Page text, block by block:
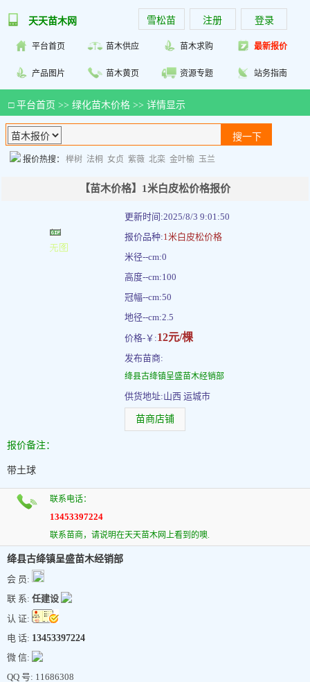
天天苗木网 雪松苗 注册 登录
平台首页 苗木供应 苗木求购 最新报价
产品图片 苗木黄页 资源专题 站务指南
□ 平台首页 >> 绿化苗木价格 >> 详情显示
报价热搜： 榉树 法桐 女贞 紫薇 北栾 金叶榆 玉兰
【苗木价格】1米白皮松价格报价
更新时间:2025/8/3 9:01:50
报价品种:1米白皮松价格
米径--cm:0
高度--cm:100
冠幅--cm:50
地径--cm:2.5
价格-￥:12元/棵
发布苗商:
绛县古绛镇呈盛苗木经销部
供货地址:山西 运城市
苗商店铺
报价备注：
带土球
联系电话：
13453397224
联系苗商，请说明在天天苗木网上看到的噢.
绛县古绛镇呈盛苗木经销部
会 员:
联 系: 任建设
认 证:
电 话: 13453397224
微 信:
QQ 号: 11686308